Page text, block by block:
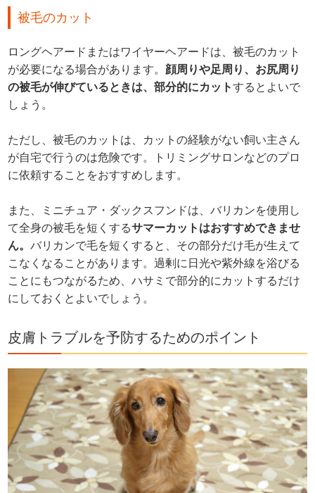
被毛のカット
ロングヘアードまたはワイヤーヘアードは、被毛のカット
が必要になる場合があります。 顔周りや足周り、お尻周り
の被毛が伸びているときは、部分的にカットするとよいで
しょう。
ただし、被毛のカットは、カットの経験がない飼い主さん
が自宅で行うのは危険です。トリミングサロンなどのプロ
に依頼することをおすすめします。
また、ミニチュア・ダックスフンドは、バリカンを使用し
て全身の被毛を短くするサマーカットはおすすめできませ
ん。バリカンで毛を短くすると、その部分だけ毛が生えて
こなくなることがあります。過剰に日光や紫外線を浴びる
ことにもつながるため、ハサミで部分的にカットするだけ
にしておくとよいでしょう。
皮膚トラブルを予防するためのポイント